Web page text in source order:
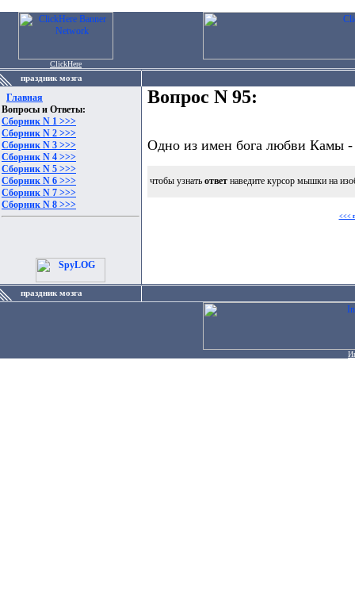
ClickHere
праздник мозга
Главная
Вопросы и Ответы:
Сборник N 1 >>>
Сборник N 2 >>>
Сборник N 3 >>>
Сборник N 4 >>>
Сборник N 5 >>>
Сборник N 6 >>>
Сборник N 7 >>>
Сборник N 8 >>>
Вопрос N 95:
Одно из имен бога любви Камы -
чтобы узнать ответ наведите курсор мышки на
<<<
праздник мозга